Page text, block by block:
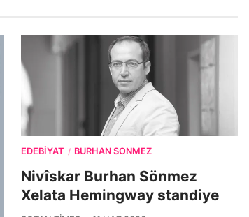
EDEBIYAT / BURHAN SONMEZ
Nivîskar Burhan Sönmez
Xelata Hemingway standiye